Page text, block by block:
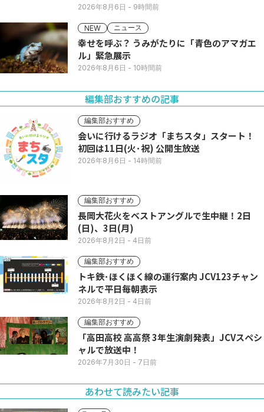
2026年8月6日 - 9時間前
NEW ニュース
幸せを呼ぶ？ うみがたりに「青色のアマガエ
ル」緊急展示
2026年8月6日 - 10時間前
編集部おすすめの記事
編集部おすすめ
会いに行けるラジオ「まちスタ」スタート！
初回は11日(火･祝) 公開生放送
2026年8月6日 - 14時間前
編集部おすすめ
長岡大花火をベストアングルで生中継！2日
(日)、3日(月)
2026年8月2日 - 4日前
編集部おすすめ
トキ鉄･ほくほく線の運行案内 JCV123チャン
ネルで平日毎朝表示
2026年8月2日 - 4日前
編集部おすすめ
「高田高校 高高祭 3年生演劇発表」JCVスペシ
ャルで放送中！
2026年7月30日 - 7日前
あわせて読みたい記事